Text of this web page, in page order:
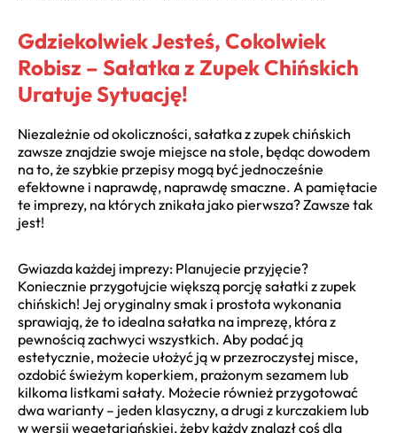
Gdziekolwiek Jesteś, Cokolwiek
Robisz – Sałatka z Zupek Chińskich
Uratuje Sytuację!
Niezależnie od okoliczności, sałatka z zupek chińskich
zawsze znajdzie swoje miejsce na stole, będąc dowodem
na to, że szybkie przepisy mogą być jednocześnie
efektowne i naprawdę, naprawdę smaczne. A pamiętacie
te imprezy, na których znikała jako pierwsza? Zawsze tak
jest!
Gwiazda każdej imprezy: Planujecie przyjęcie?
Koniecznie przygotujcie większą porcję sałatki z zupek
chińskich! Jej oryginalny smak i prostota wykonania
sprawiają, że to idealna sałatka na imprezę, która z
pewnością zachwyci wszystkich. Aby podać ją
estetycznie, możecie ułożyć ją w przezroczystej misce,
ozdobić świeżym koperkiem, prażonym sezamem lub
kilkoma listkami sałaty. Możecie również przygotować
dwa warianty – jeden klasyczny, a drugi z kurczakiem lub
w wersji wegetariańskiej, żeby każdy znalazł coś dla